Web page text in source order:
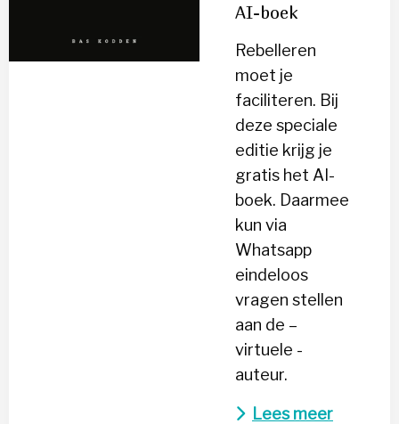
AI-boek
Rebelleren
moet je
faciliteren. Bij
deze speciale
editie krijg je
gratis het AI-
boek. Daarmee
kun via
Whatsapp
eindeloos
vragen stellen
aan de –
virtuele -
auteur.
Lees meer